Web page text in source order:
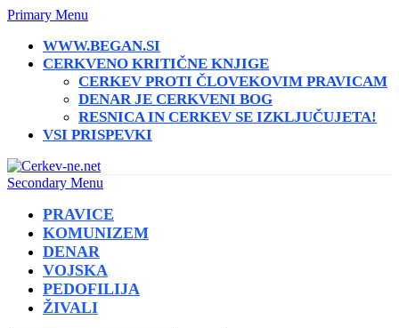
Primary Menu
WWW.BEGAN.SI
CERKVENO KRITIČNE KNJIGE
CERKEV PROTI ČLOVEKOVIM PRAVICAM
DENAR JE CERKVENI BOG
RESNICA IN CERKEV SE IZKLJUČUJETA!
VSI PRISPEVKI
Secondary Menu
PRAVICE
KOMUNIZEM
DENAR
VOJSKA
PEDOFILIJA
ŽIVALI